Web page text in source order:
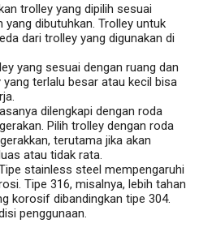
trolley yang dipilih sesuai
yang dibutuhkan. Trolley untuk
dari trolley yang digunakan di
yang sesuai dengan ruang dan
terlalu besar atau kecil bisa
dilengkapi dengan roda
Pilih trolley dengan roda
terutama jika akan
atau tidak rata.
stainless steel mempengaruhi
Tipe 316, misalnya, lebih tahan
korosif dibandingkan tipe 304.
penggunaan.